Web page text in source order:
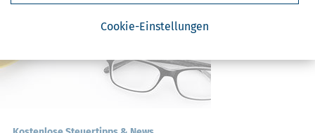
Cookie-Einstellungen